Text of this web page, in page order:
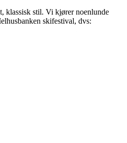
klassisk stil. Vi kjører noenlunde
skifestival, dvs: